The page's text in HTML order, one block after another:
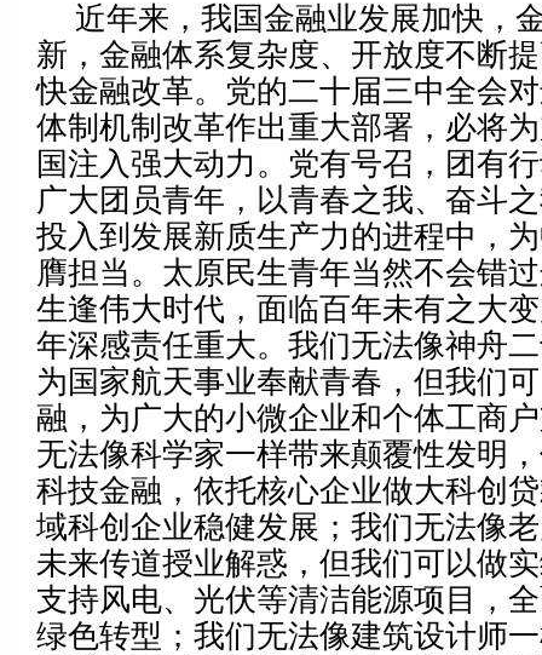
近年来，我国金融业发展加快，
新，金融体系复杂度、开放度不断
快金融改革。党的二十届三中全会
体制机制改革作出重大部署，必将
国注入强大动力。党有号召，团有
广大团员青年，以青春之我、奋斗
投入到发展新质生产力的进程中，
膺担当。太原民生青年当然不会错
生逢伟大时代，面临百年未有之大
年深感责任重大。我们无法像神舟
为国家航天事业奉献青春，但我们
融，为广大的小微企业和个体工商
无法像科学家一样带来颠覆性发明
科技金融，依托核心企业做大科创
域科创企业稳健发展；我们无法像
未来传道授业解惑，但我们可以做
支持风电、光伏等清洁能源项目，
绿色转型；我们无法像建筑设计师